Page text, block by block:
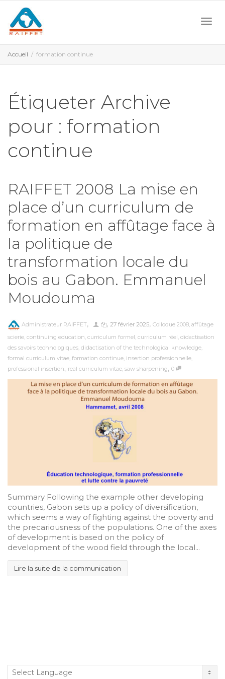
Accueil formation continue
Étiqueter Archive
pour : formation
continue
RAIFFET 2008 La mise en
place d’un curriculum de
formation en affûtage face à
la politique de
transformation locale du
bois au Gabon. Emmanuel
Moudouma
Administrateur RAIFFET, , 27 février 2025, Colloque 2008, affûtage
scierie, continuing education, curriculum formel, curriculum réel, didactisation
des savoirs technologiques, didactisation of the technological knowledge,
formal curriculum vitae, formation continue, insertion professionnelle,
professional insertion., real curriculum vitae, saw sharpening, 0
Summary Following the example other developing
countries, Gabon sets up a policy of diversification,
which seems a way of fighting against the poverty and
the precariousness of the populations. One of the axes
of development is based on the policy of
development of the wood field through the local...
Lire la suite de la communication